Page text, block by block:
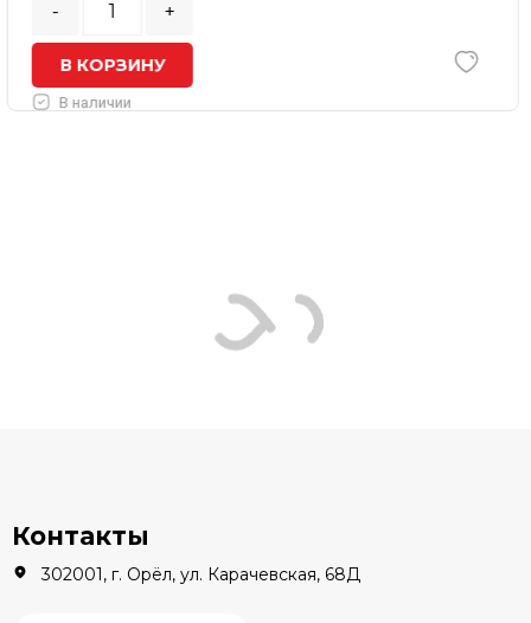
Со скидкой 15% —
Кратность заказа:
Контакты
302001, г. Орёл, ул. Карачевская, 68Д